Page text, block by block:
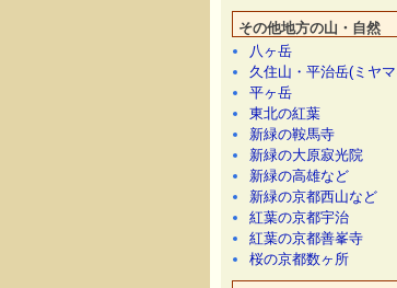
その他地方の山・自然
八ヶ岳
久住山・平治岳(ミヤ
平ヶ岳
東北の紅葉
新緑の鞍馬寺
新緑の大原寂光院
新緑の高雄など
新緑の京都西山など
紅葉の京都宇治
紅葉の京都善峯寺
桜の京都数ヶ所